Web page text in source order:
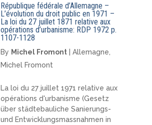
République fédérale d’Allemagne –
L’évolution du droit public en 1971 –
La loi du 27 juillet 1871 relative aux
opérations d’urbanisme: RDP 1972 p.
1107-1128
By Michel Fromont| Allemagne
Michel Fromont
La loi du 27 juillet 1971 relative aux
opérations d'urbanisme (Gesetz
über städtebauliche Sanierungs-
und Entwicklungsmassnahmen in